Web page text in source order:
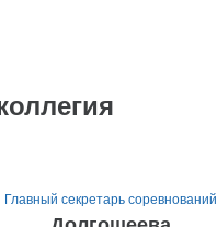
Главный секретарь соревнований